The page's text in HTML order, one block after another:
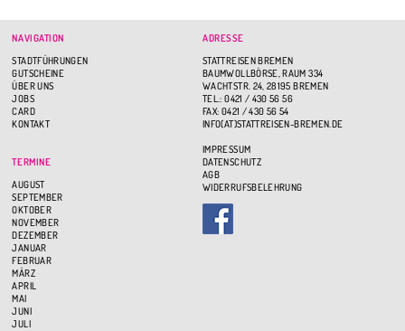
NAVIGATION
STADTFÜHRUNGEN
GUTSCHEINE
ÜBER UNS
JOBS
CARD
KONTAKT
TERMINE
AUGUST
SEPTEMBER
OKTOBER
NOVEMBER
DEZEMBER
JANUAR
FEBRUAR
MÄRZ
APRIL
MAI
JUNI
JULI
ADRESSE
STATTREISEN BREMEN
BAUMWOLLBÖRSE, RAUM 334
WACHTSTR. 24, 28195 BREMEN
TEL.: 0421 / 430 56 56
FAX: 0421 / 430 56 54
INFO(AT)STATTREISEN-BREMEN.DE
IMPRESSUM
DATENSCHUTZ
AGB
WIDERRUFSBELEHRUNG